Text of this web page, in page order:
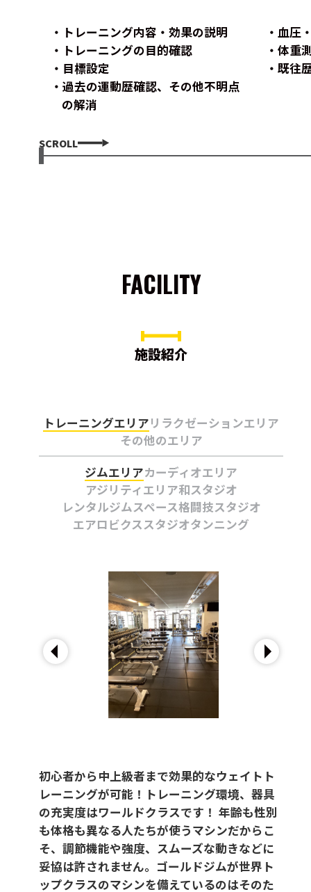
トレーニング内容・効果の説明
トレーニングの目的確認
目標設定
過去の運動歴確認、その他不明点
の解消
血圧
体重
既往
SCROLL
FACILITY
施設紹介
トレーニングエリアリラクゼーションエリア
その他のエリア
ジムエリアカーディオエリア
アジリティエリア和スタジオ
レンタルジムスペース格闘技スタジオ
エアロビクススタジオタンニング
初心者から中上級者まで効果的なウェイトト
レーニングが可能！トレーニング環境、器具
の充実度はワールドクラスです！ 年齢も性別
も体格も異なる人たちが使うマシンだからこ
そ、調節機能や強度、スムーズな動きなどに
妥協は許されません。ゴールドジムが世界ト
ップクラスのマシンを備えているのはそのた